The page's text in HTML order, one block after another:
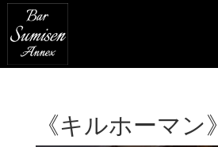
《キルホーマン》